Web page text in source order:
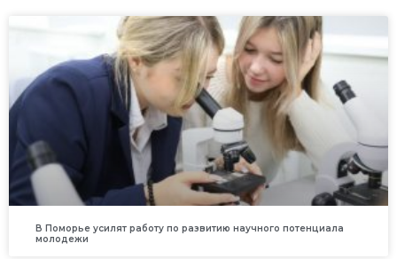
В Поморье усилят работу по развитию научного потенциала
молодежи